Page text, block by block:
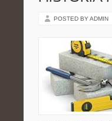
POSTED BY ADMIN